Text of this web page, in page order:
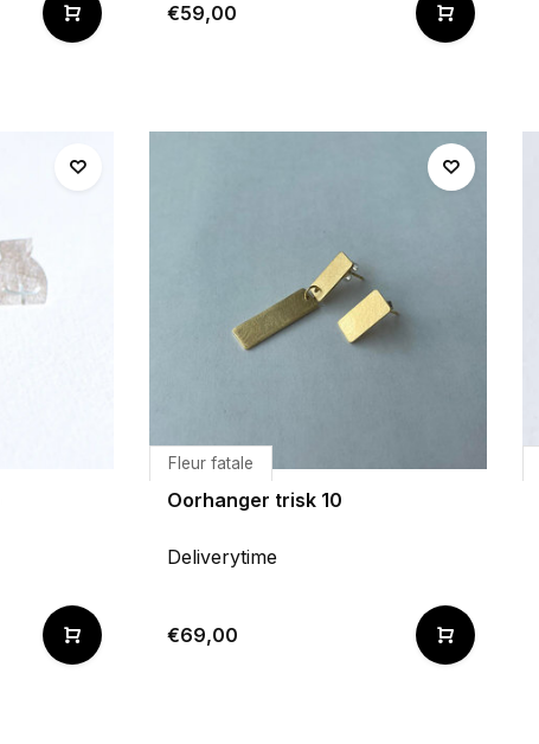
€59,00
Fleur fatale
Oorhanger trisk 10
Deliverytime
€69,00